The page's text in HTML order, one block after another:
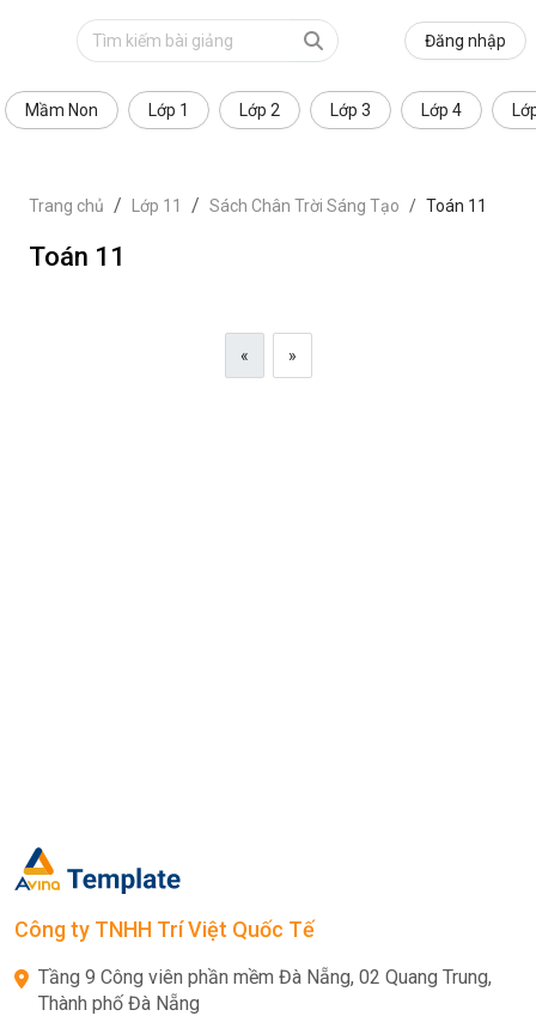
Đăng nhập
Mầm Non Lớp 1 Lớp 2 Lớp 3 Lớp 4
Trang chủ Lớp 11 Sách Chân Trời Sáng Tạo Toán 11
Toán 11
« »
Công ty TNHH Trí Việt Quốc Tế
Tầng 9 Công viên phần mềm Đà Nẵng, 02 Quang Trung,
Thành phố Đà Nẵng